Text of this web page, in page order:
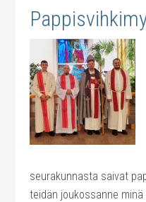
seurakunnasta saivat
teidän joukossanne